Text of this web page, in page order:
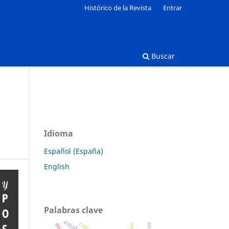
Buscar
Histórico de la Revista Entrar
Idioma
Español (España)
English
Palabras clave